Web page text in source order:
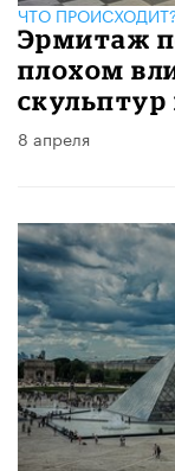
ЧТО
Эрмитаж
плохом
скульптур
8 апреля